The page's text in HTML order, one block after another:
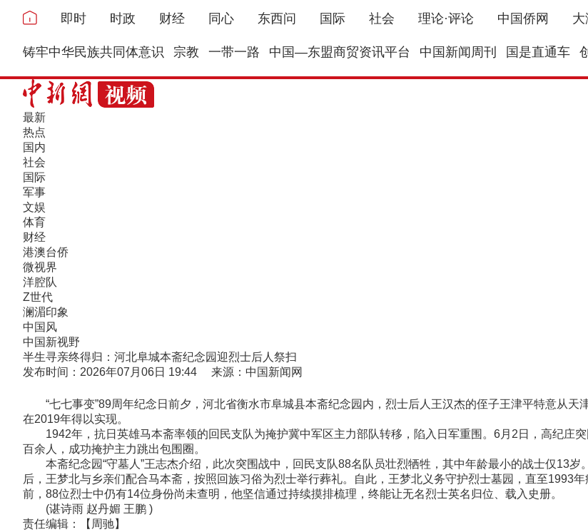
即时 时政 财经 同心 东西问 国际 社会 理论·评论 中国侨网 大
铸牢中华民族共同体意识 宗教 一带一路 中国—东盟商贸资讯平台 中国新闻周刊 国是直通车
最新
热点
国内
社会
国际
军事
文娱
体育
财经
港澳台侨
微视界
洋腔队
Z世代
澜湄印象
中国风
中国新视野
半生寻亲终得归：河北阜城本斋纪念园迎烈士后人祭扫
发布时间：2026年07月06日 19:44 来源：中国新闻网
“七七事变”89周年纪念日前夕，河北省衡水市阜城县本斋纪念园内，烈士后人王汉杰的侄子王津平特意从天
在2019年得以实现。
1942年，抗日英雄马本斋率领的回民支队为掩护冀中军区主力部队转移，陷入日军重围。6月2日，高纪庄
百余人，成功掩护主力跳出包围圈。
本斋纪念园“守墓人”王志杰介绍，此次突围战中，回民支队88名队员壮烈牺牲，其中年龄最小的战士仅13岁
后，王梦北与乡亲们配合马本斋，按照回族习俗为烈士举行葬礼。自此，王梦北义务守护烈士墓园，直至1993
前，88位烈士中仍有14位身份尚未查明，他坚信通过持续摸排梳理，终能让无名烈士英名归位、载入史册。
(谌诗雨 赵丹媚 王鹏 )
责任编辑：【周驰】